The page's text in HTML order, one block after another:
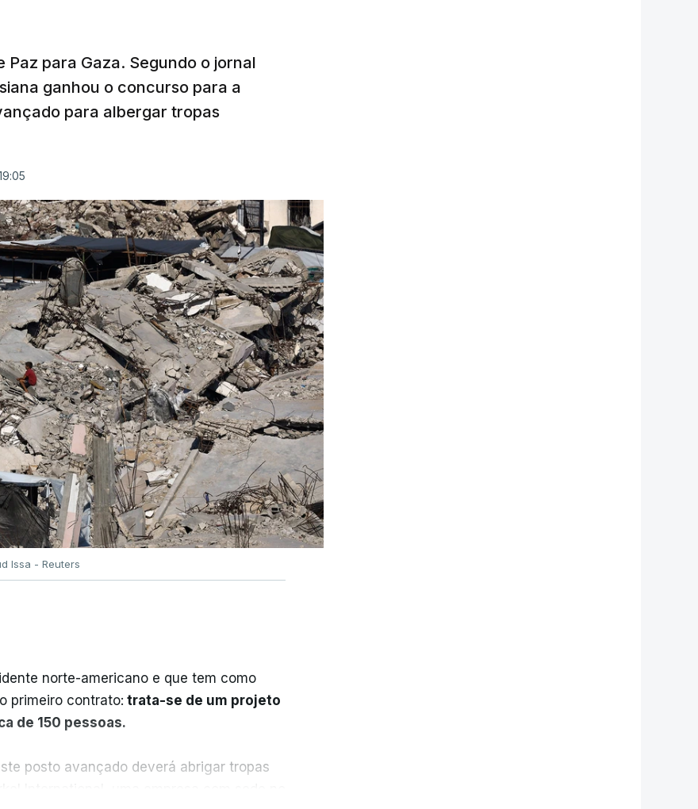
Paz para Gaza. Segundo o jornal
ganhou o concurso para a
para albergar tropas
Issa - Reuters
norte-americano e que tem como
primeiro contrato: trata-se de um projeto
de 150 pessoas.
posto avançado deverá abrigar tropas